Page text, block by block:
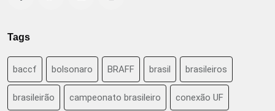
Tags
baccf bolsonaro BRAFF brasil brasileiros
brasileirão campeonato brasileiro conexão UF